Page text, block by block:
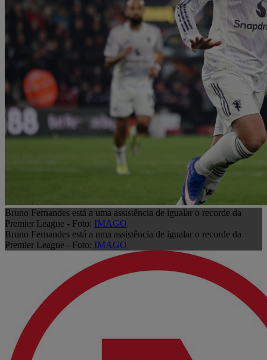
Bruno Fernandes está a uma assistência de igualar o recorde da
Premier League - Foto: IMAGO
Bruno Fernandes está a uma assistência de igualar o recorde da
Premier League - Foto: IMAGO